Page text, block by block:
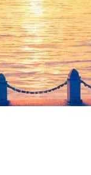
помещений, –
такую